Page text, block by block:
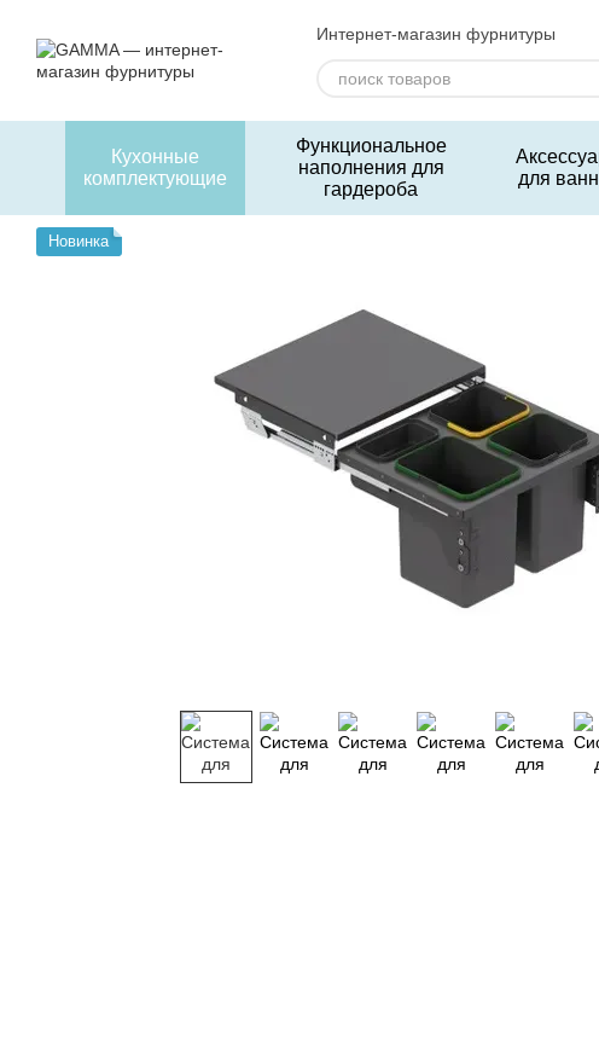
Интернет-магазин фурнитуры
Кухонные
комплектующие
Функциональное
наполнения для
гардероба
для
Новинка